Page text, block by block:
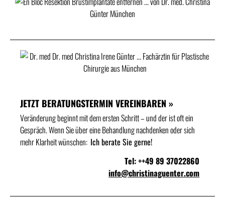
JETZT BERATUNGSTERMIN VEREINBAREN »
Veränderung beginnt mit dem ersten Schritt – und der ist oft ein
Gespräch. Wenn Sie über eine Behandlung nachdenken oder sich
mehr Klarheit wünschen: Ich berate Sie gerne!
Tel: ++49 89 37022860
info@christinaguenter.com